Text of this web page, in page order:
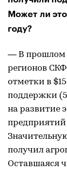
Может ли
году?
— В прошлом
регионов
отметки в
поддержки
на развитие
получил
Оставшаяся